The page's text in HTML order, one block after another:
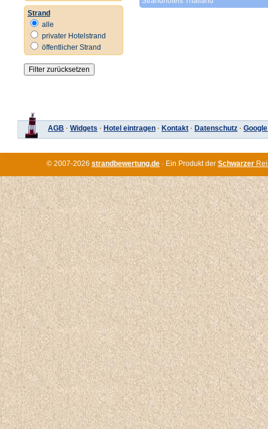
Strand
alle
privater Hotelstrand
öffentlicher Strand
AGB · Widgets · Hotel eintragen · Kontakt · Datenschutz ·
© 2007-2026 strandbewertung.de · Ein Produkt der Schwarzer